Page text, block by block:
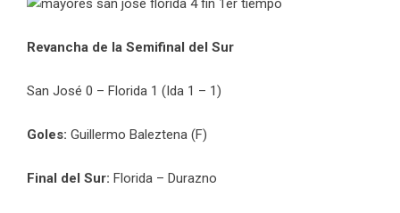
Revancha de la Semifinal del Sur
San José 0 – Florida 1 (Ida 1 – 1)
Goles: Guillermo Baleztena (F)
Final del Sur: Florida – Durazno